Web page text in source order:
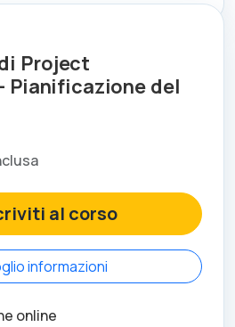
Project
Pianificazione del
al corso
informazioni
online